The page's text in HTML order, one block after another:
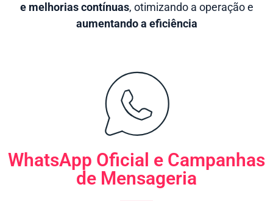
e melhorias contínuas, otimizando a operação e
aumentando a eficiência
WhatsApp Oficial e Campanhas
de Mensageria